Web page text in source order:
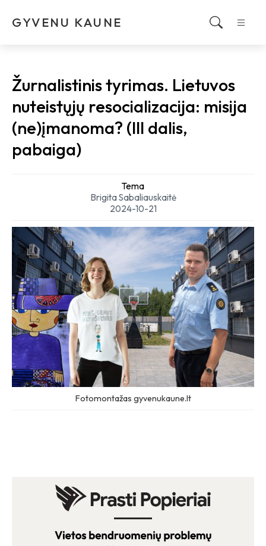
GYVENU KAUNE
Žurnalistinis tyrimas. Lietuvos
nuteistųjų resocializacija: misija
(ne)įmanoma? (III dalis,
pabaiga)
Tema
Brigita Sabaliauskaitė
2024-10-21
Fotomontažas gyvenukaune.lt